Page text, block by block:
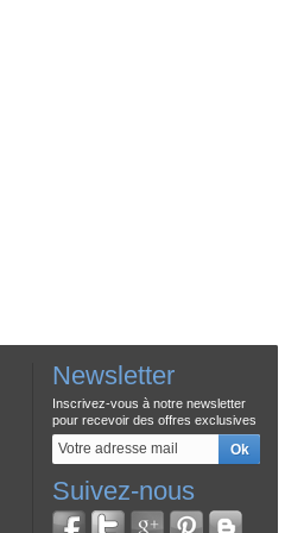
Newsletter
Inscrivez-vous à notre newsletter
pour recevoir des offres exclusives
Suivez-nous